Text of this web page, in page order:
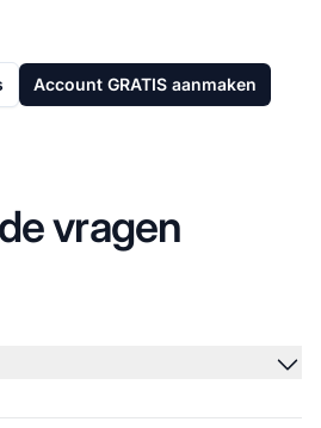
Account GRATIS aanmaken
vragen